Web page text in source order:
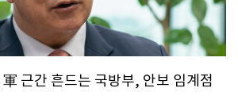
근간 흔드는 국방부, 안보 임계점